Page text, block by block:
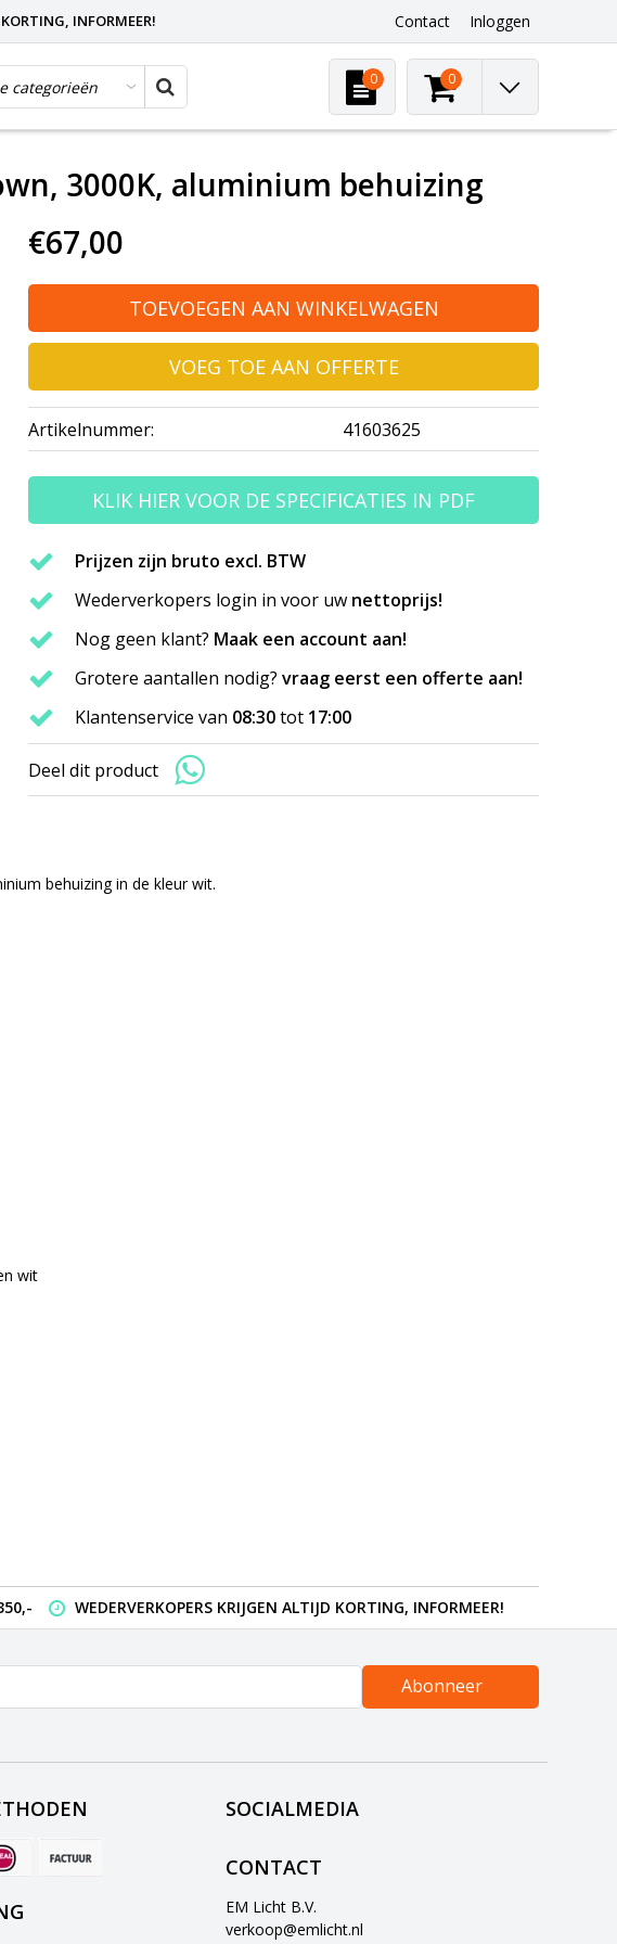
INFORMEER! Contact Inloggen
0 0
3000K, aluminium behuizing
€67,00
TOEVOEGEN AAN WINKELWAGEN
VOEG TOE AAN OFFERTE
Artikelnummer: 41603625
KLIK HIER VOOR DE SPECIFICATIES IN PDF
Prijzen zijn bruto excl. BTW
Wederverkopers login in voor uw nettoprijs!
Nog geen klant? Maak een account aan!
Grotere aantallen nodig? vraag eerst een offerte aan!
Klantenservice van 08:30tot 17:00
Deel dit product
behuizing in de kleur wit.
wit
WEDERVERKOPERS KRIJGEN ALTIJD KORTING, INFORMEER!
Abonneer
SOCIALMEDIA
CONTACT
EM Licht B.V.
verkoop@emlicht.nl